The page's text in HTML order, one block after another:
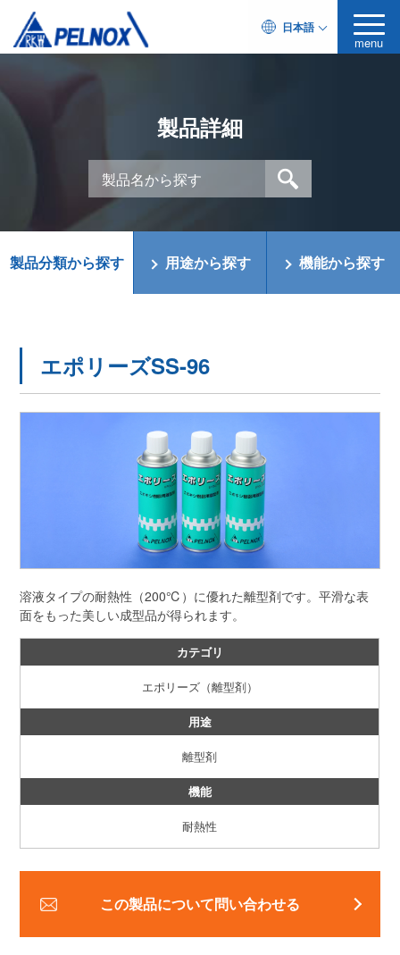
日本語
menu
製品詳細
製品分類から探す 用途から探す 機能から探す
エポリーズSS-96
溶液タイプの耐熱性（200℃）に優れた離型剤です。平滑な表
面をもった美しい成型品が得られます。
カテゴリ
エポリーズ（離型剤）
用途
離型剤
機能
耐熱性
この製品について問い合わせる